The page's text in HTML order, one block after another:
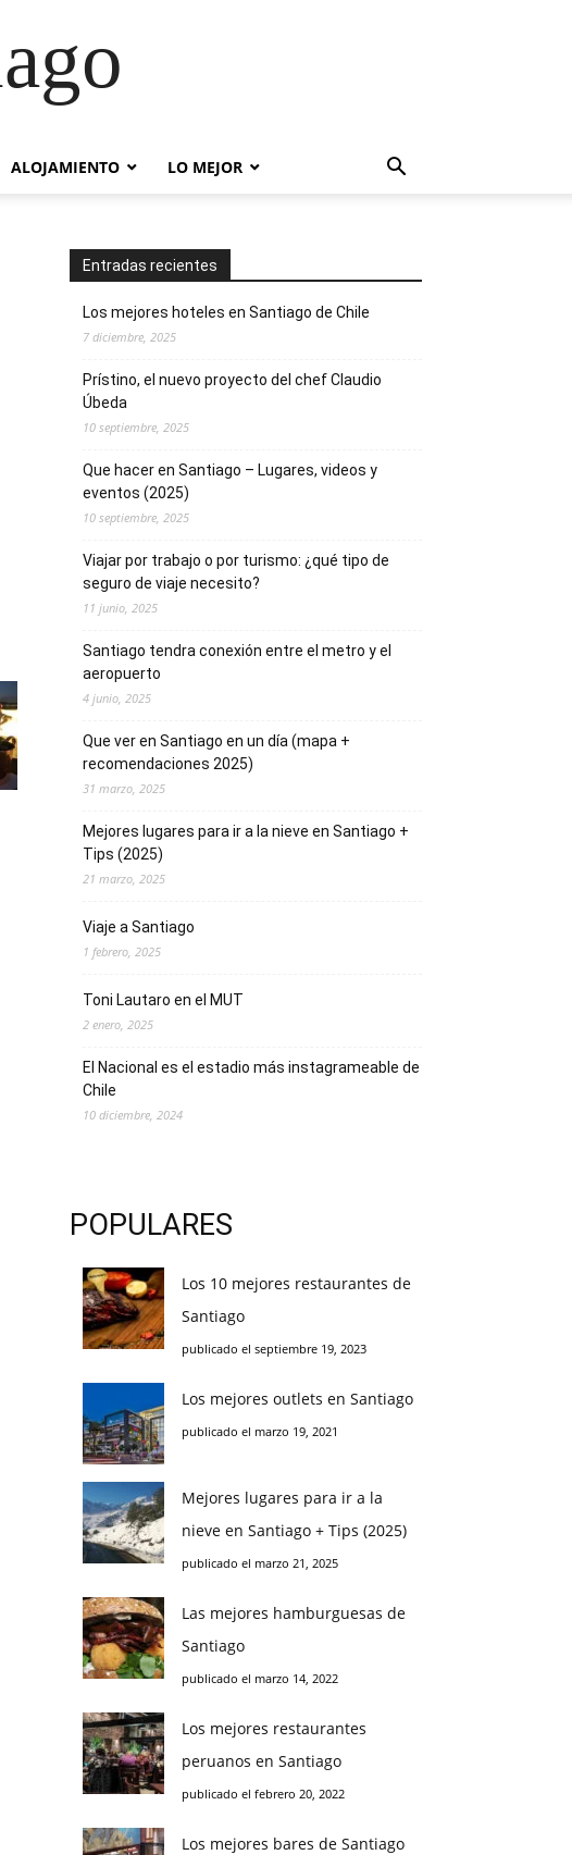
ALOJAMIENTO LO MEJOR
Entradas recientes
Los mejores hoteles en Santiago de Chile
7 diciembre, 2025
Prístino, el nuevo proyecto del chef Claudio
Úbeda
10 septiembre, 2025
Que hacer en Santiago – Lugares, videos y
eventos (2025)
10 septiembre, 2025
Viajar por trabajo o por turismo: ¿qué tipo de
seguro de viaje necesito?
11 junio, 2025
Santiago tendra conexión entre el metro y el
aeropuerto
4 junio, 2025
Que ver en Santiago en un día (mapa +
recomendaciones 2025)
31 marzo, 2025
Mejores lugares para ir a la nieve en Santiago +
Tips (2025)
21 marzo, 2025
Viaje a Santiago
1 febrero, 2025
Toni Lautaro en el MUT
2 enero, 2025
El Nacional es el estadio más instagrameable de
Chile
10 diciembre, 2024
POPULARES
Los 10 mejores restaurantes de
Santiago
publicado el septiembre 19, 2023
Los mejores outlets en Santiago
publicado el marzo 19, 2021
Mejores lugares para ir a la
nieve en Santiago + Tips (2025)
publicado el marzo 21, 2025
Las mejores hamburguesas de
Santiago
publicado el marzo 14, 2022
Los mejores restaurantes
peruanos en Santiago
publicado el febrero 20, 2022
Los mejores bares de Santiago